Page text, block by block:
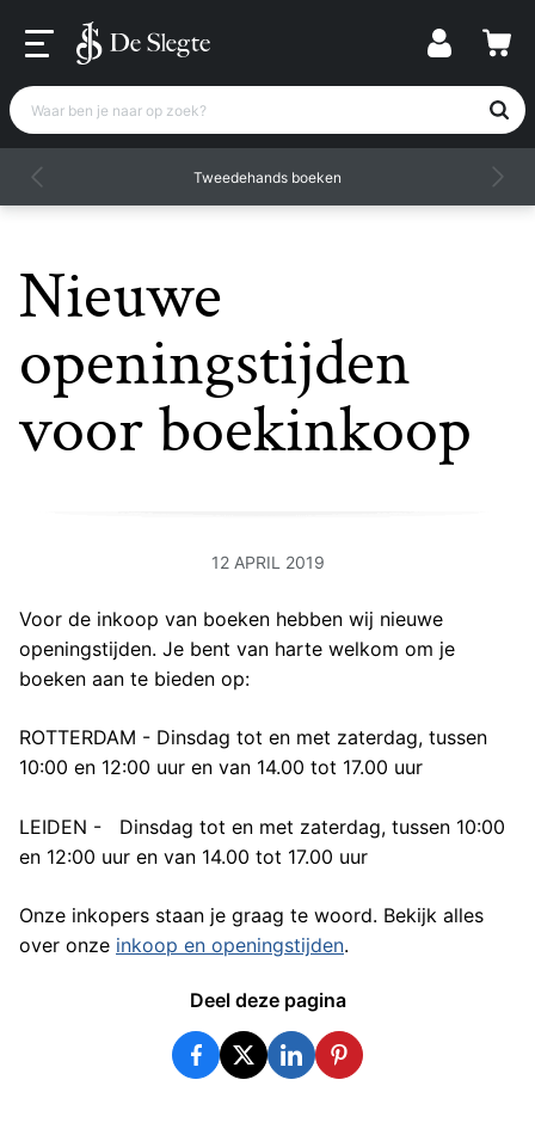
Waar ben je naar op zoek?
Tweedehands boeken
Nieuwe
openingstijden
voor boekinkoop
12 APRIL 2019
Voor de inkoop van boeken hebben wij nieuwe
openingstijden. Je bent van harte welkom om je
boeken aan te bieden op:
ROTTERDAM - Dinsdag tot en met zaterdag, tussen
10:00 en 12:00 uur en van 14.00 tot 17.00 uur
LEIDEN - Dinsdag tot en met zaterdag, tussen 10:00
en 12:00 uur en van 14.00 tot 17.00 uur
Onze inkopers staan je graag te woord. Bekijk alles
over onze inkoop en openingstijden.
Deel deze pagina
FacebookTwitter LinkedInPinterest